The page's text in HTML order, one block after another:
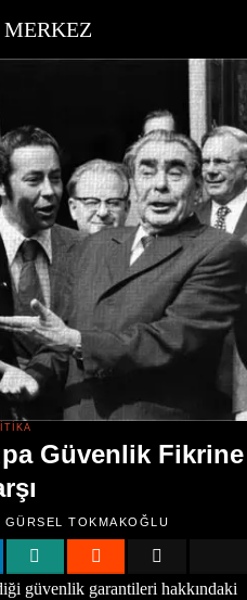
Güvenlik Fikrine
GÜRSEL TOKMAKOĞLU
güvenlik garantileri hakkındaki